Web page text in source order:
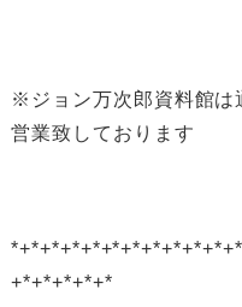
※ジョン万次郎資料館は
営業致しております
+*+*+*+*+*